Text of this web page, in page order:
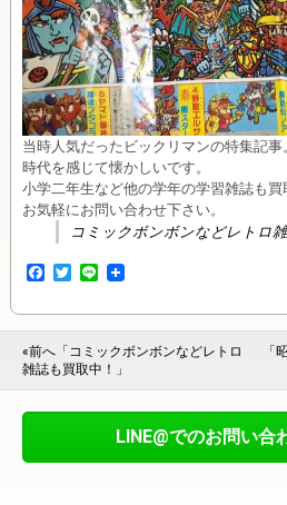
当時人気だったビックリマンの特集記事
時代を感じて懐かしいです。
小学二年生など他の学年の学習雑誌も買
お気軽にお問い合わせ下さい。
コミックボンボンなどレトロ雑
F
o
o
k
T
e
r
L
«前へ「コミックボンボンなどレトロ
雑誌も買取中！」
「
LINE@でのお問い合